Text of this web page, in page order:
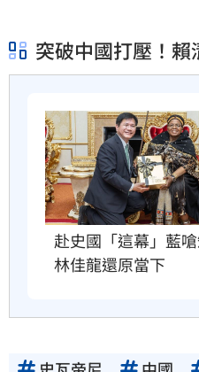
突破中國打壓！賴
尼
赴史國「這幕」藍
林佳龍還原當下